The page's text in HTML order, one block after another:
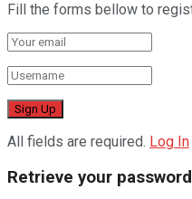
Fill the forms bellow to
All fields are required. Log In
Retrieve your password